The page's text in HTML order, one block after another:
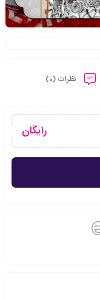
نظرات (0)
رایگان